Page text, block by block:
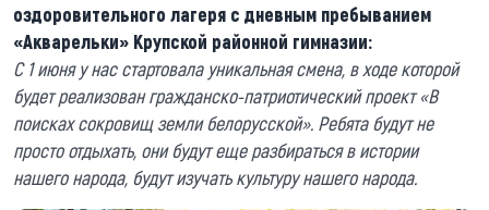
оздоровительного лагеря с дневным пребыванием
«Акварельки» Крупской районной гимназии:
С 1 июня у нас стартовала уникальная смена, в ходе которой
будет реализован гражданско-патриотический проект «В
поисках сокровищ земли белорусской». Ребята будут не
просто отдыхать, они будут еще разбираться в истории
нашего народа, будут изучать культуру нашего народа.